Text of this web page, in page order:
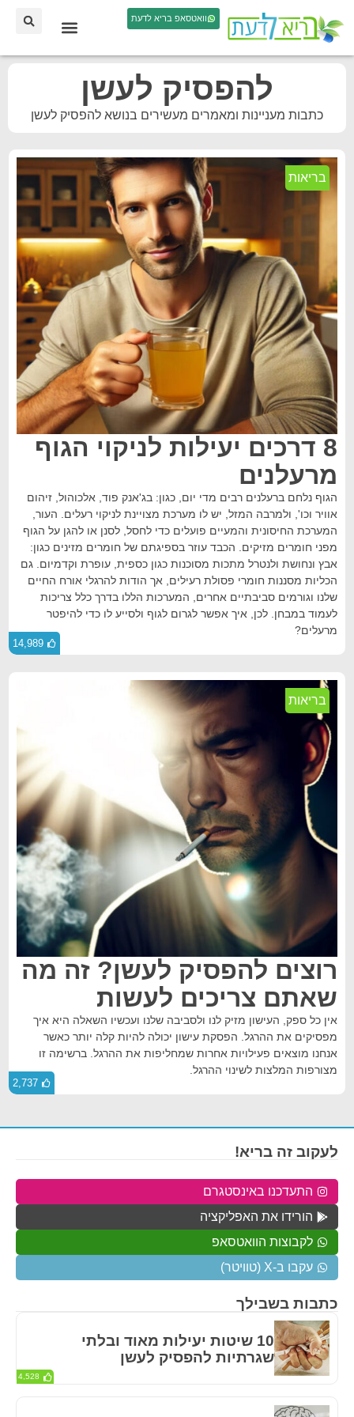
וואטסאפ בריא לדעת
להפסיק לעשן
כתבות מעניינות ומאמרים מעשירים בנושא להפסיק לעשן
בריאות
8 דרכים יעילות לניקוי הגוף
מרעלנים
הגוף נלחם ברעלנים רבים מדי יום, כגון: בג'אנק פוד, אלכוהול, זיהום
אוויר וכו', ולמרבה המזל, יש לו מערכת מצויינת לניקוי רעלים. העור,
המערכת החיסונית והמעיים פועלים כדי לחסל, לסנן או להגן על הגוף
מפני חומרים מזיקים. הכבד עוזר בספיגתם של חומרים מזינים כגון:
אבץ ונחושת ולנטרל מתכות מסוכנות כגון כספית, עופרת וקדמיום. גם
הכליות מסננות חומרי פסולת רעילים, אך הודות להרגלי אורח החיים
שלנו וגורמים סביבתיים אחרים, המערכות הללו בדרך כלל צריכות
לעמוד במבחן. לכן, איך אפשר לגרום לגוף ולסייע לו כדי להיפטר
מרעלים?
14,989
בריאות
רוצים להפסיק לעשן? זה מה
שאתם צריכים לעשות
אין כל ספק, העישון מזיק לנו ולסביבה שלנו ועכשיו השאלה היא איך
מפסיקים את ההרגל. הפסקת עישון יכולה להיות קלה יותר כאשר
אנחנו מוצאים פעילויות אחרות שמחליפות את ההרגל. ברשימה זו
מצורפות המלצות לשינוי ההרגל.
2,737
כתבות בשבילך
10 שיטות יעילות מאוד ובלתי
שגרתיות להפסיק לעשן
4,528
לעקוב זה בריא!
התעדכנו באינסטגרם
הורידו את האפליקציה
לקבוצות הוואטסאפ
עקבו ב-X (טוויטר)